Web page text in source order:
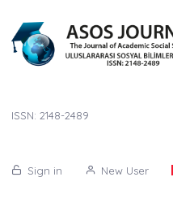
ISSN: 2148-2489
Sign in New User